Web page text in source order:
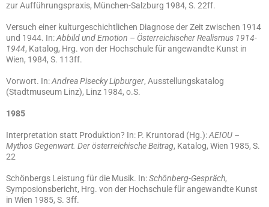
zur Aufführungspraxis, München-Salzburg 1984, S. 22ff.
Versuch einer kulturgeschichtlichen Diagnose der Zeit zwischen 1914
und 1944. In:Abbild und Emotion – Österreichischer Realismus 1914-
1944, Katalog, Hrg. von der Hochschule für angewandte Kunst in
Wien, 1984, S. 113ff.
Vorwort. In:Andrea Pisecky Lipburger, Ausstellungskatalog
(Stadtmuseum Linz), Linz 1984, o.S.
1985
Interpretation statt Produktion? In: P. Kruntorad (Hg.):AEIOU –
Mythos Gegenwart. Der österreichische Beitrag, Katalog, Wien 1985, S.
22
Schönbergs Leistung für die Musik. In:Schönberg-Gespräch,
Symposionsbericht, Hrg. von der Hochschule für angewandte Kunst
in Wien 1985, S. 3ff.